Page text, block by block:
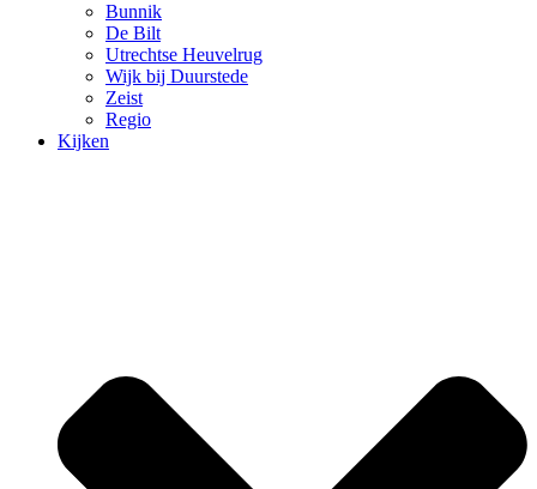
Bunnik
De Bilt
Utrechtse Heuvelrug
Wijk bij Duurstede
Zeist
Regio
Kijken